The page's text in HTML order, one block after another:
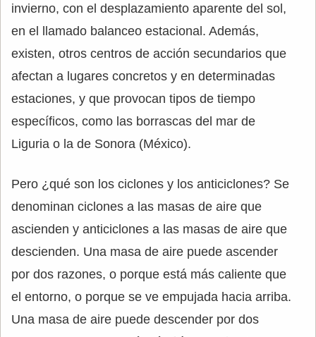
invierno, con el desplazamiento aparente del sol,
en el llamado balanceo estacional. Además,
existen, otros centros de acción secundarios que
afectan a lugares concretos y en determinadas
estaciones, y que provocan tipos de tiempo
específicos, como las borrascas del mar de
Liguria o la de Sonora (México).
Pero ¿qué son los ciclones y los anticiclones? Se
denominan ciclones a las masas de aire que
ascienden y anticiclones a las masas de aire que
descienden. Una masa de aire puede ascender
por dos razones, o porque está más caliente que
el entorno, o porque se ve empujada hacia arriba.
Una masa de aire puede descender por dos